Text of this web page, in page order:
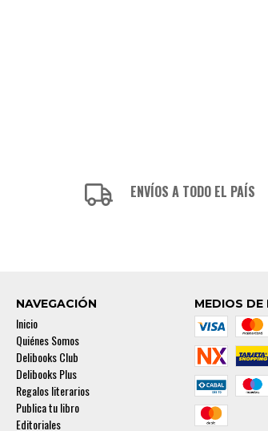
ENVÍOS A TODO EL PAÍS
NAVEGACIÓN
Inicio
Quiénes Somos
Delibooks Club
Delibooks Plus
Regalos literarios
Publica tu libro
Editoriales
MEDIOS DE